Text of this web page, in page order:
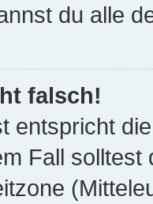
du alle
falsch!
entspricht
Fall solltest